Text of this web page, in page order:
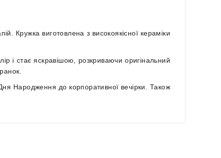
Кружка виготовлена з високоякісної кераміки
і стає яскравішою, розкриваючи оригінальний
Народження до корпоративної вечірки. Також